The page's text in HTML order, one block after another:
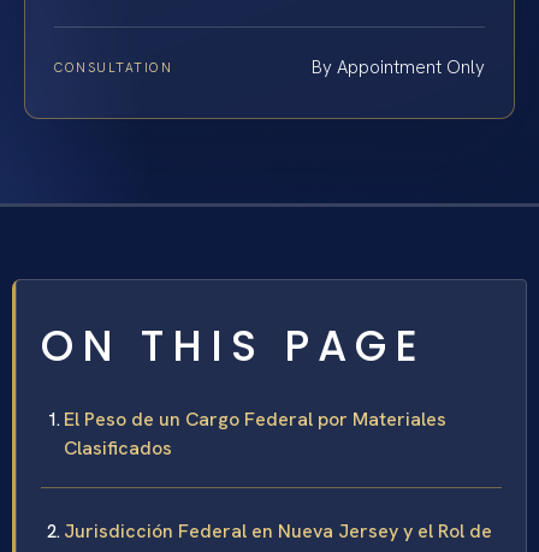
CONSULTATION By Appointment Only
ON THIS PAGE
El Peso de un Cargo Federal por Materiales
Clasificados
Jurisdicción Federal en Nueva Jersey y el Rol de